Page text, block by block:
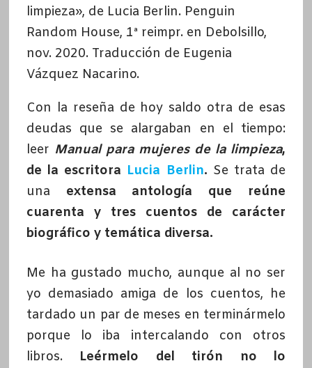
limpieza», de Lucia Berlin. Penguin
Random House, 1ª reimpr. en Debolsillo,
nov. 2020. Traducción de Eugenia
Vázquez Nacarino.
Con la reseña de hoy saldo otra de esas
deudas que se alargaban en el tiempo:
leer Manual para mujeres de la limpieza,
de la escritora Lucia Berlin. Se trata de
una extensa antología que reúne
cuarenta y tres cuentos de carácter
biográfico y temática diversa.
Me ha gustado mucho, aunque al no ser
yo demasiado amiga de los cuentos, he
tardado un par de meses en terminármelo
porque lo iba intercalando con otros
libros. Leérmelo del tirón no lo